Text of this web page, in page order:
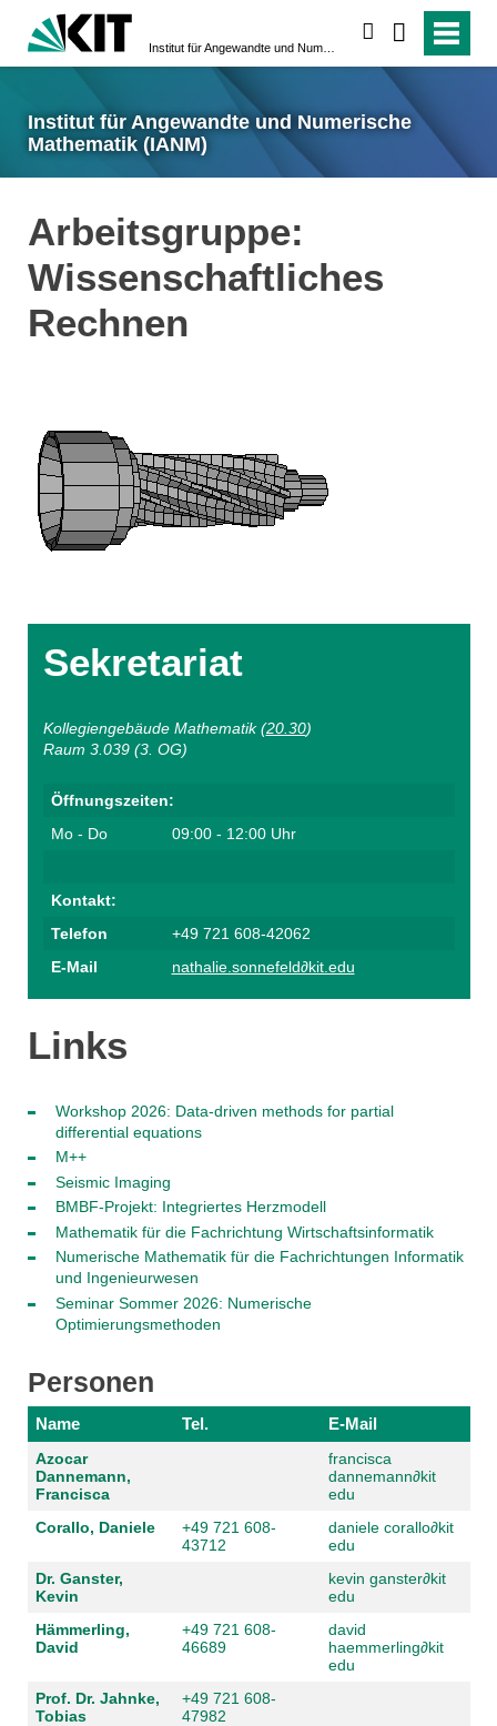
Institut für Angewandte und Numerische
Mathematik (IANM)
Arbeitsgruppe:
Wissenschaftliches
Rechnen
Sekretariat
Kollegiengebäude Mathematik (20.30)
Raum 3.039 (3. OG)
Öffnungszeiten:
Mo - Do
09:00 - 12:00 Uhr
Kontakt:
Telefon
+49 721 608-42062
E-Mail
nathalie.sonnefeld∂kit.edu
Links
Workshop 2026: Data-driven methods for partial
differential equations
M++
Seismic Imaging
BMBF-Projekt: Integriertes Herzmodell
Mathematik für die Fachrichtung Wirtschaftsinformatik
Numerische Mathematik für die Fachrichtungen Informatik
und Ingenieurwesen
Seminar Sommer 2026: Numerische
Optimierungsmethoden
Personen
Name Tel. E-Mail
Azocar
Dannemann,
Francisca
francisca
dannemann∂kit
edu
Corallo, Daniele
+49 721 608-
43712
daniele corallo∂kit
edu
Dr. Ganster,
Kevin
kevin ganster∂kit
edu
Hämmerling,
David
+49 721 608-
46689
david
haemmerling∂kit
edu
Prof. Dr. Jahnke,
Tobias
+49 721 608-
47982